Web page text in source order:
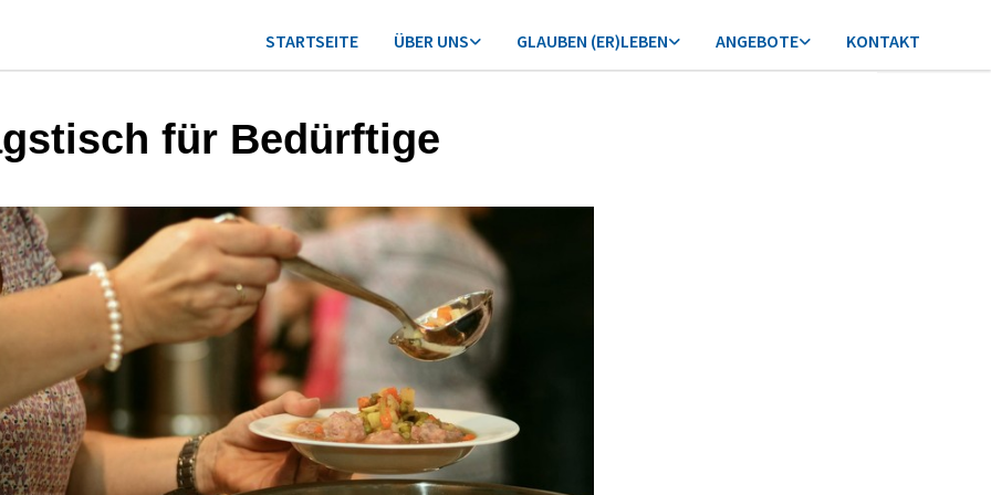
STARTSEITE ÜBER UNS GLAUBEN (ER)LEBEN ANGEBOTE KONTAKT
für Bedürftige